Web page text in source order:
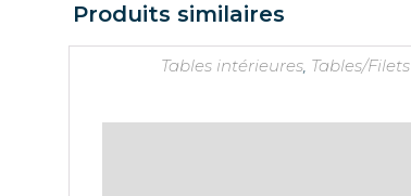
Produits similaires
Tables intérieures, Tables/Filets